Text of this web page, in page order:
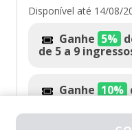
2026 © All Rights
Made with
GARANTA
Disponível até 14/08/
Ganhe 5%
de 5 a 9
Ganhe 10%